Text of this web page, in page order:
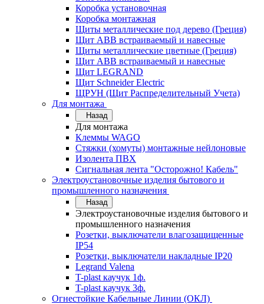
Коробка установочная
Коробка монтажная
Щиты металлические под дерево (Греция)
Щит ABB встраиваемый и навесные
Щиты металлические цветные (Греция)
Щит ABB встраиваемый и навесные
Щит LEGRAND
Щит Schneider Electric
ЩРУН (Щит Распределительный Учета)
Для монтажа
Назад
Для монтажа
Клеммы WAGO
Стяжки (хомуты) монтажные нейлоновые
Изолента ПВХ
Сигнальная лента "Осторожно! Кабель"
Электроустановочные изделия бытового и
промышленного назначения
Назад
Электроустановочные изделия бытового и
промышленного назначения
Розетки, выключатели влагозащищенные
IP54
Розетки, выключатели накладные IP20
Legrand Valena
T-plast каучук 1ф.
T-plast каучук 3ф.
Огнестойкие Кабельные Линии (ОКЛ)